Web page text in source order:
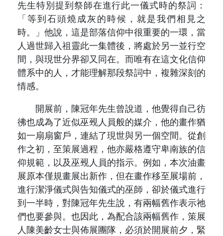
先生特別提到祭師在進行此一儀式時的祭詞：
「等到石頭燒成灰的時候，就是我們相見之
時。」他說，這是部落信仰中很重要的一環，當
人過世歸入祖靈此一集體後，將處於另一並行空
間，與現世分界卻又同在。而唯有在這文化信仰
體系中的人，才能理解那段祭詞中，複雜深刻的
情感。
開展前，陳冠年先生曾說道，他覺得自己彷
彿也成為了近似巫覡人員般的媒介，他的畫作猶
如一扇扇窗戶，連結了現世與另一個空間。從創
作之初，至策展過程，他亦嚴格遵守卑南族的信
仰規範，以及巫覡人員的指示。例如，本次油畫
展原本僅規畫展出新作，但在畫作移至展場前，
進行潔淨儀式與告知儀式的巫師，卻於儀式進行
到一半時，對陳冠年先生說，有兩幅舊作表示祂
們也要參與。也因此，為配合該兩幅舊作，策展
人陳美齡女士與佈展團隊，必須於開展前夕，緊